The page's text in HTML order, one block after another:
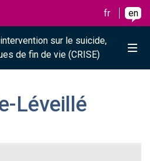
fr en
sur le suicide,
de fin de vie (CRISE)
Léveillé